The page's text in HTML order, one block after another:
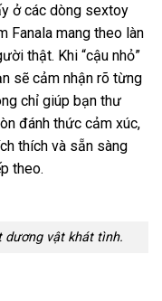
ở các dòng sextoy
Fanala mang theo làn
thật. Khi “cậu nhỏ”
sẽ cảm nhận rõ từng
chỉ giúp bạn thư
đánh thức cảm xúc,
thích và sẵn sàng
theo.
dương vật khát tình.